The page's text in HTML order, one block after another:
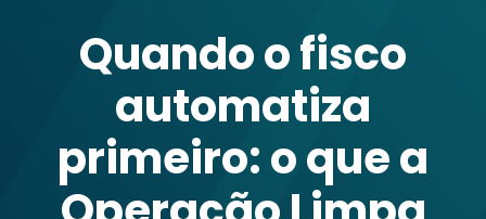
Quando o fisco
automatiza
primeiro: o que a